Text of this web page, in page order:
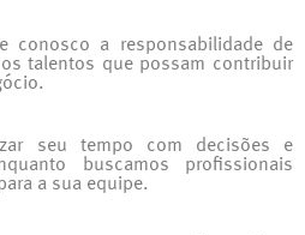
conosco a responsabilidade de
talentos que possam contribuir
seu tempo com decisões e
buscamos profissionais
a sua equipe.